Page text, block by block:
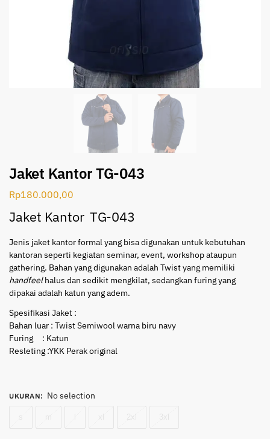
Jaket Kantor TG-043
Rp180.000,00
Jaket Kantor TG-043
Jenis jaket kantor formal yang bisa digunakan untuk kebutuhan
kantoran seperti kegiatan seminar, event, workshop ataupun
gathering. Bahan yang digunakan adalah Twist yang memiliki
handfeelhalus dan sedikit mengkilat, sedangkan furing yang
dipakai adalah katun yang adem.
Spesifikasi Jaket :
Bahan luar : Twist Semiwool warna biru navy
Furing : Katun
Resleting :YKK Perak original
UKURAN: No selection